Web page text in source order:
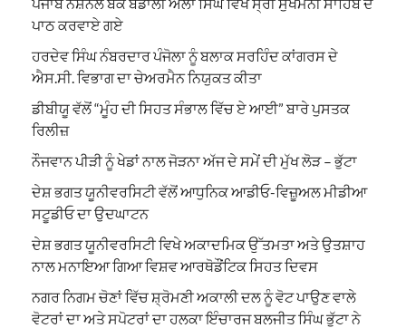
ਪਾਠ ਕਰਵਾਏ ਗਏ
ਹਰਦੇਵ ਸਿੰਘ ਨੰਬਰਦਾਰ ਪੰਜੋਲਾ ਨੂੰ ਬਲਾਕ ਸਰਹਿੰਦ ਕਾਂਗਰਸ ਦੇ
ਐਸ.ਸੀ. ਵਿਭਾਗ ਦਾ ਚੇਅਰਮੈਨ ਨਿਯੁਕਤ ਕੀਤਾ
ਡੀਬੀਯੂ ਵੱਲੋਂ “ਮੂੰਹ ਦੀ ਸਿਹਤ ਸੰਭਾਲ ਵਿੱਚ ਏ ਆਈ” ਬਾਰੇ ਪੁਸਤਕ
ਰਿਲੀਜ਼
ਨੌਜਵਾਨ ਪੀੜੀ ਨੂੰ ਖੇਡਾਂ ਨਾਲ ਜੋੜਨਾ ਅੱਜ ਦੇ ਸਮੇਂ ਦੀ ਮੁੱਖ ਲੋੜ – ਭੁੱਟਾ
ਦੇਸ਼ ਭਗਤ ਯੂਨੀਵਰਸਿਟੀ ਵੱਲੋਂ ਆਧੁਨਿਕ ਆਡੀਓ-ਵਿਜ਼ੂਅਲ ਮੀਡੀਆ
ਸਟੂਡੀਓ ਦਾ ਉਦਘਾਟਨ
ਦੇਸ਼ ਭਗਤ ਯੂਨੀਵਰਸਿਟੀ ਵਿਖੇ ਅਕਾਦਮਿਕ ਉੱਤਮਤਾ ਅਤੇ ਉਤਸ਼ਾਹ
ਨਾਲ ਮਨਾਇਆ ਗਿਆ ਵਿਸ਼ਵ ਆਰਥੋਡੌਂਟਿਕ ਸਿਹਤ ਦਿਵਸ
ਨਗਰ ਨਿਗਮ ਚੋਣਾਂ ਵਿੱਚ ਸ਼੍ਰੋਮਣੀ ਅਕਾਲੀ ਦਲ ਨੂੰ ਵੋਟ ਪਾਉਣ ਵਾਲੇ
ਵੋਟਰਾਂ ਦਾ ਅਤੇ ਸਪੋਟਰਾਂ ਦਾ ਹਲਕਾ ਇੰਚਾਰਜ ਬਲਜੀਤ ਸਿੰਘ ਭੁੱਟਾ ਨੇ